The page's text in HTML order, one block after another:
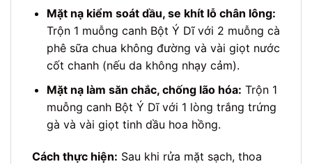
Mặt nạ kiểm soát dầu, se khít lỗ chân lông:
Trộn 1 muỗng canh Bột Ý Dĩ với 2 muỗng cà
phê sữa chua không đường và vài giọt nước
cốt chanh (nếu da không nhạy cảm).
Mặt nạ làm săn chắc, chống lão hóa: Trộn 1
muỗng canh Bột Ý Dĩ với 1 lòng trắng trứng
gà và vài giọt tinh dầu hoa hồng.
Cách thực hiện: Sau khi rửa mặt sạch, thoa